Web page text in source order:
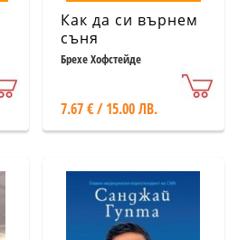
Как да си върнем
съня
Брехе Хофстейде
7.67 € / 15.00 ЛВ.